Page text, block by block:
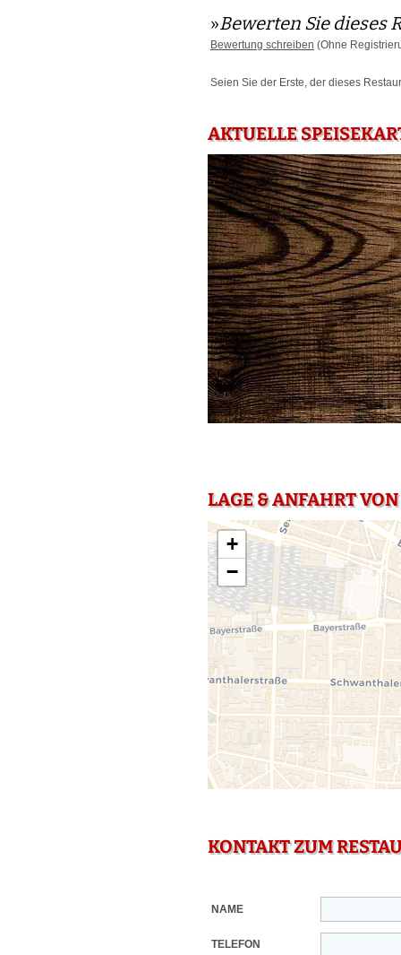
»Bewerten Sie dieses
Bewertung schreiben (Ohne
Seien Sie der Erste, der dieses
AKTUELLE
LAGE & ANFAHRT
+
−
KONTAKT ZUM
NAME
TELEFON